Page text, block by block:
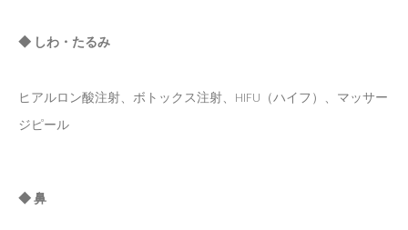
◆ しわ・たるみ
ヒアルロン酸注射、ボトックス注射、HIFU（ハイフ）、マッサー
ジピール
◆ 鼻